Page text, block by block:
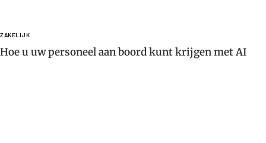
ZAKELIJK
Hoe u uw personeel aan boord kunt krijgen met AI